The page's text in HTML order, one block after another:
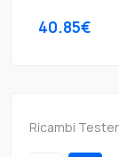
40.85€
Ricambi